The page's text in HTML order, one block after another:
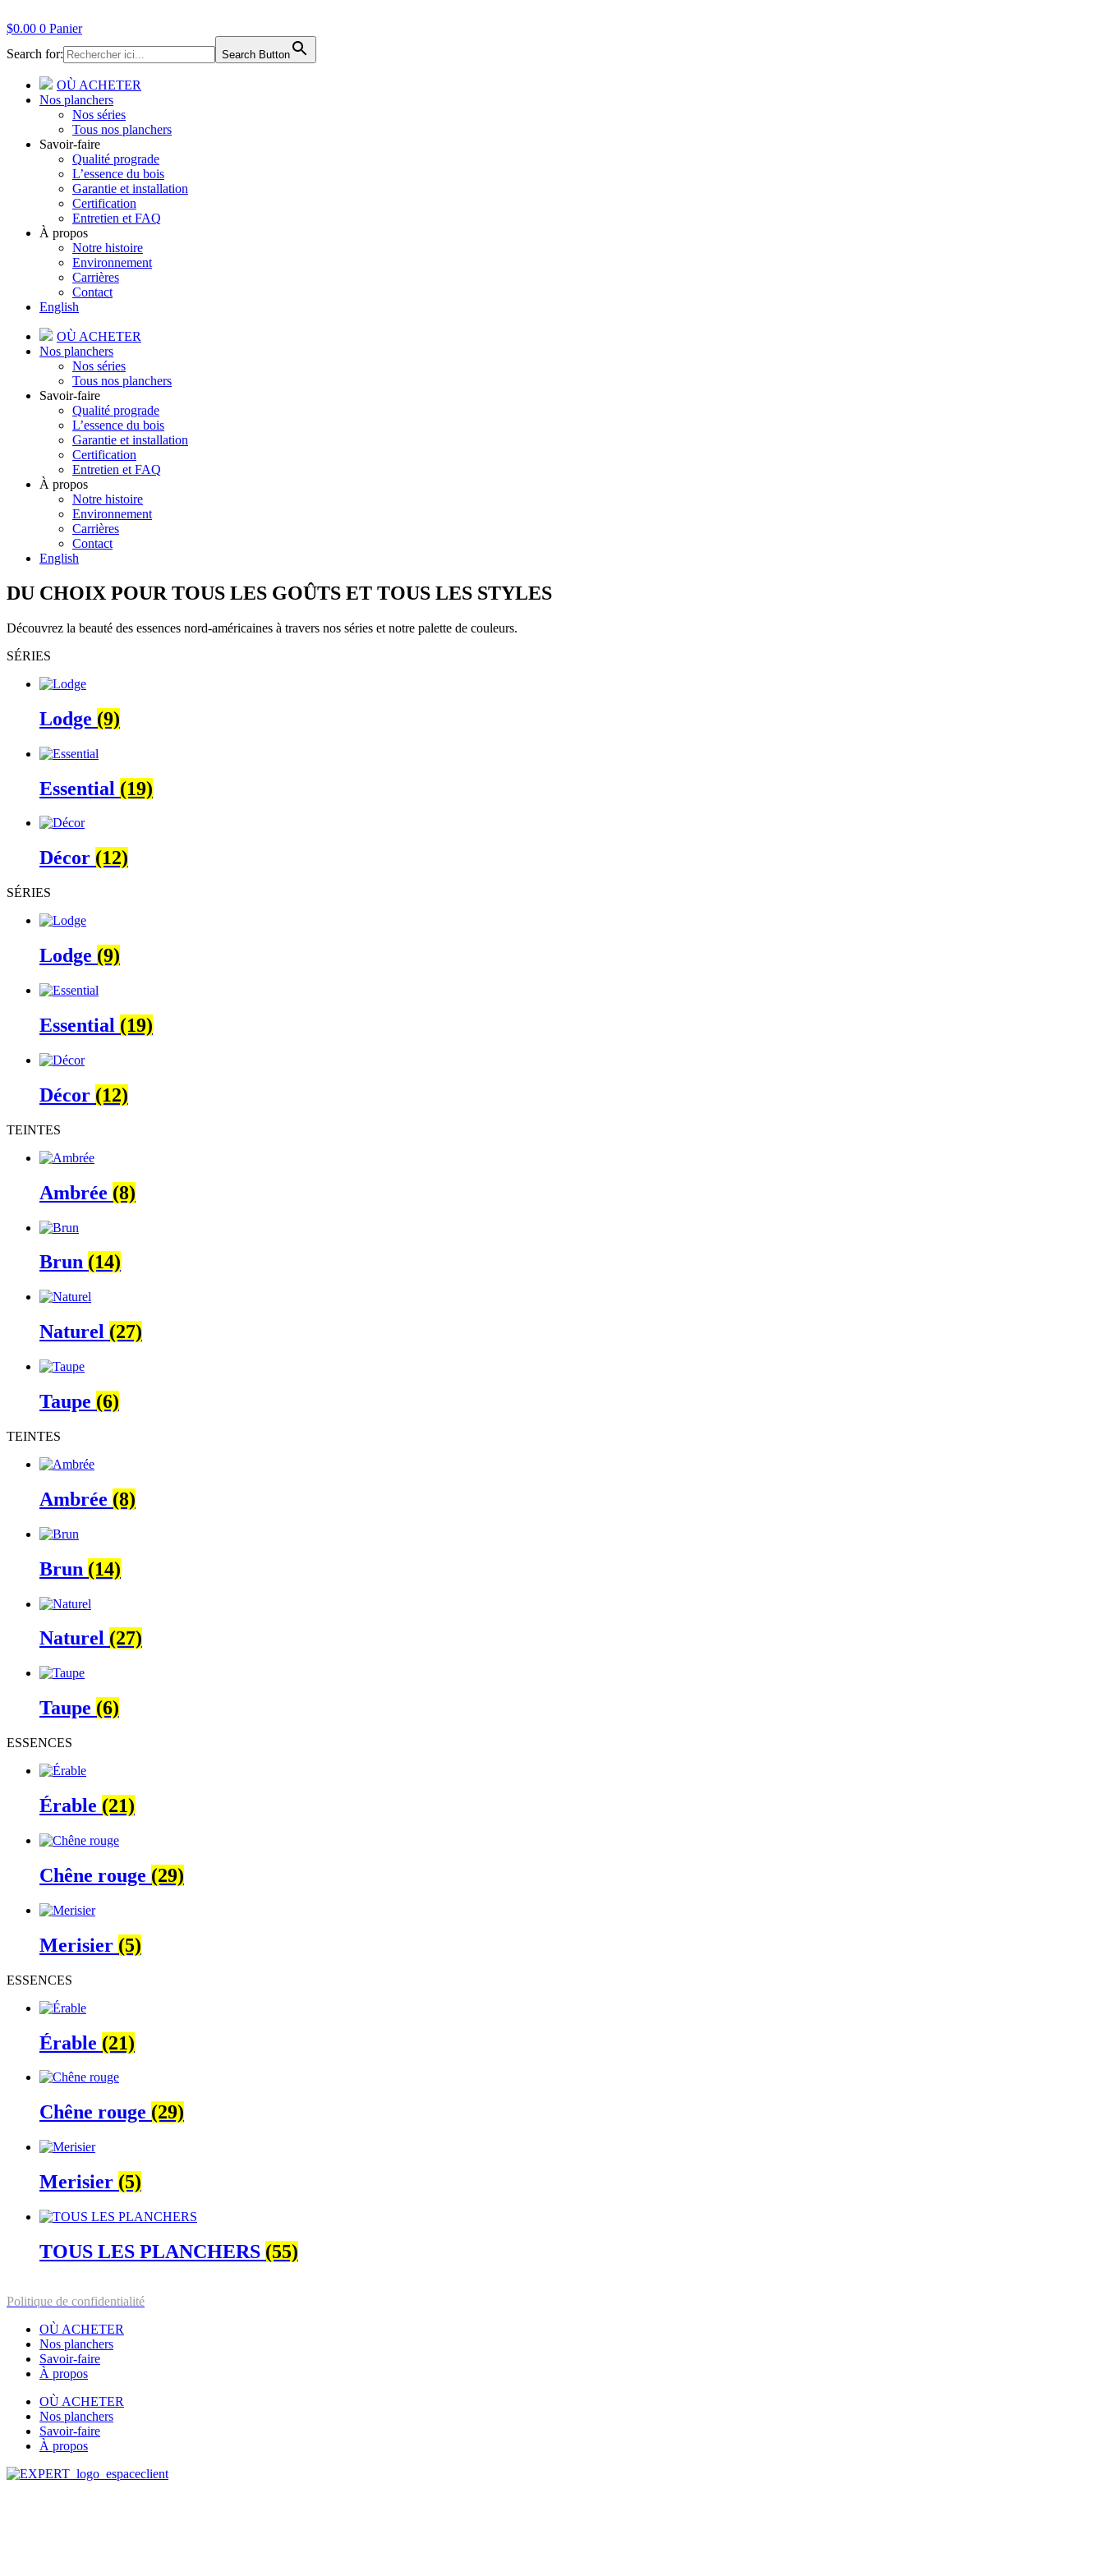
$0.00 0 Panier
Search for:
Search Button
OÙ ACHETER
Nos planchers
Nos séries
Tous nos planchers
Savoir-faire
Qualité prograde
L’essence du bois
Garantie et installation
Certification
Entretien et FAQ
À propos
Notre histoire
Environnement
Carrières
Contact
English
OÙ ACHETER
Nos planchers
Nos séries
Tous nos planchers
Savoir-faire
Qualité prograde
L’essence du bois
Garantie et installation
Certification
Entretien et FAQ
À propos
Notre histoire
Environnement
Carrières
Contact
English
DU CHOIX POUR TOUS LES GOÛTS ET TOUS LES STYLES
Découvrez la beauté des essences nord-américaines à travers nos séries et notre palette de couleurs.
SÉRIES
Lodge (9)
Essential (19)
Décor (12)
SÉRIES
Lodge (9)
Essential (19)
Décor (12)
TEINTES
Ambrée (8)
Brun (14)
Naturel (27)
Taupe (6)
TEINTES
Ambrée (8)
Brun (14)
Naturel (27)
Taupe (6)
ESSENCES
Érable (21)
Chêne rouge (29)
Merisier (5)
ESSENCES
Érable (21)
Chêne rouge (29)
Merisier (5)
TOUS LES PLANCHERS (55)
Politique de confidentialité
OÙ ACHETER
Nos planchers
Savoir-faire
À propos
OÙ ACHETER
Nos planchers
Savoir-faire
À propos